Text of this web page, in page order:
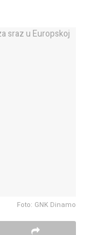
Foto: GNK Dinamo